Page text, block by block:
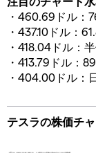
・460.69ドル：
・437.10ドル：
・418.04ドル：
・413.79ドル：
・404.00ドル：
テスラの株価チ